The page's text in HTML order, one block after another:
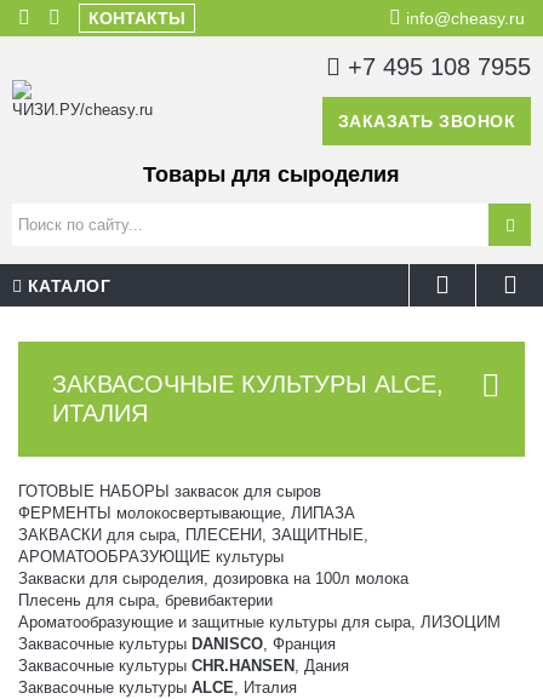
КОНТАКТЫ info@cheasy.ru
+7 495 108 7955
ЗАКАЗАТЬ ЗВОНОК
Товары для сыроделия
КАТАЛОГ
ЗАКВАСОЧНЫЕ КУЛЬТУРЫ ALCE,
ИТАЛИЯ
ГОТОВЫЕ НАБОРЫ заквасок для сыров
ФЕРМЕНТЫ молокосвертывающие, ЛИПАЗА
ЗАКВАСКИ для сыра, ПЛЕСЕНИ, ЗАЩИТНЫЕ,
АРОМАТООБРАЗУЮЩИЕ культуры
Закваски для сыроделия, дозировка на 100л молока
Плесень для сыра, бревибактерии
Ароматообразующие и защитные культуры для сыра, ЛИЗОЦИМ
Заквасочные культуры DANISCO, Франция
Заквасочные культуры CHR.HANSEN , Дания
Заквасочные культуры ALCE, Италия